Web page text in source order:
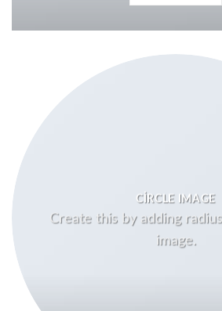
CIRCLE IMAGE
Create this by adding
image.